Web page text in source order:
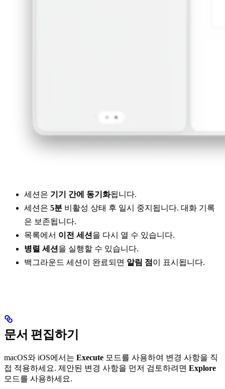
세션은 기기 간에 동기화됩니다.
세션은 5분 비활성 상태 후 일시 중지됩니다. 대화 기록
은 보존됩니다.
목록에서 이전 세션 을 다시 열 수 있습니다.
병렬 세션 을 실행할 수 있습니다.
백그라운드 세션이 완료되면 알림 점 이 표시됩니다.
문서 편집하기
macOS와 iOS에서는 Execute 모드를 사용하여 변경 사항을 직
접 적용하세요. 제안된 변경 사항을 먼저 검토하려면 Explore
모드를 사용하세요.